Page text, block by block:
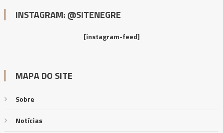
INSTAGRAM: @SITENEGRE
[instagram-feed]
MAPA DO SITE
Sobre
Notícias